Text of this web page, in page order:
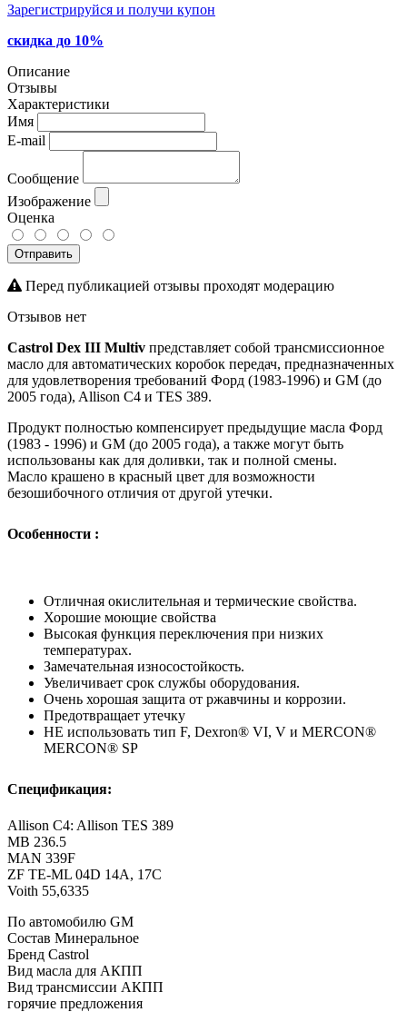
Зарегистрируйся и получи купон
скидка до 10%
Описание
Отзывы
Характеристики
Имя
E-mail
Сообщение
Изображение
Оценка
Отправить
Перед публикацией отзывы проходят модерацию
Отзывов нет
Castrol Dex III Multiv представляет собой трансмиссионное
масло для автоматических коробок передач, предназначенных
для удовлетворения требований Форд (1983-1996) и GM (до
2005 года), Allison C4 и TES 389.
Продукт полностью компенсирует предыдущие масла Форд
(1983 - 1996) и GM (до 2005 года), а также могут быть
использованы как для доливки, так и полной смены.
Масло крашено в красный цвет для возможности
безошибочного отличия от другой утечки.
Особенности :
Отличная окислительная и термические свойства.
Хорошие моющие свойства
Высокая функция переключения при низких
температурах.
Замечательная износостойкость.
Увеличивает срок службы оборудования.
Очень хорошая защита от ржавчины и коррозии.
Предотвращает утечку
НЕ использовать тип F, Dexron® VI, V и MERCON®
MERCON® SP
Спецификация:
Allison C4: Allison TES 389
MB 236.5
MAN 339F
ZF TE-ML 04D 14A, 17C
Voith 55,6335
По автомобилю GM
Состав Минеральное
Бренд Castrol
Вид масла для АКПП
Вид трансмиссии АКПП
горячие предложения